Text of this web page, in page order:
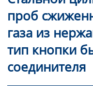
проб
газа из
тип кнопки
соединителя